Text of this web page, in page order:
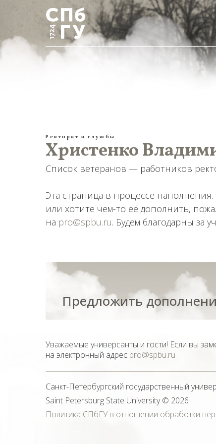
Ректорат и службы
Христенко
Список ветеранов — работников
Эта страница в процессе
или хотите чем-то её дополнить,
на pro@spbu.ru. Будем благодарны за
Предложить
Политика СПбГУ в отношении обработки
Saint Petersburg State University© 2026
Уважаемые универсанты и гости! Если вы
на электронный адрес pro@spbu.ru
Санкт-Петербургский государственный